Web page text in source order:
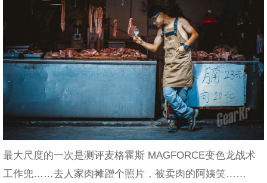
最大尺度的一次是测评麦格霍斯 MAGFORCE变色龙战术
工作兜……去人家肉摊蹭个照片，被卖肉的阿姨笑……